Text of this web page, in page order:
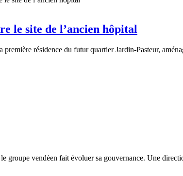
le site de l’ancien hôpital
résidence du futur quartier Jardin-Pasteur,
groupe vendéen fait évoluer sa gouvernance. Une